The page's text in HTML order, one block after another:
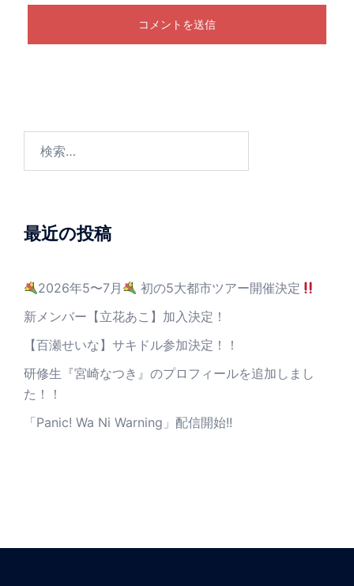
最近の投稿
2026年5〜7月
初の5大都市ツアー開催決定
新メンバー【立花あこ】加入決定！
【百瀬せいな】サキドル参加決定！！
研修生『宮崎なつき』のプロフィールを追加しまし
た！！
「Panic! Wa Ni Warning」配信開始!!